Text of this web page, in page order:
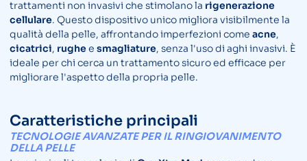
trattamenti non invasivi che stimolano la rigenerazione
cellulare. Questo dispositivo unico migliora visibilmente la
qualità della pelle, affrontando imperfezioni come acne,
cicatrici, rughee smagliature, senza l'uso di aghi invasivi. È
ideale per chi cerca un trattamento sicuro ed efficace per
migliorare l'aspetto della propria pelle.
Caratteristiche principali
TECNOLOGIE AVANZATE PER IL RINGIOVANIMENTO
DELLA PELLE